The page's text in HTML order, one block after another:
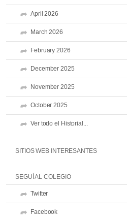
April 2026
March 2026
February 2026
December 2025
November 2025
October 2025
Ver todo el Historial...
SITIOS WEB INTERESANTES
SEGUÍ AL COLEGIO
Twitter
Facebook